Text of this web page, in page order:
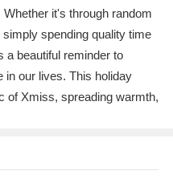
it's through random
spending quality time
a beautiful reminder to
in our lives. This holiday
of Xmiss, spreading warmth,